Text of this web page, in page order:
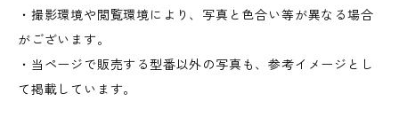
・撮影環境や閲覧環境により、写真と色合い等が異なる場合
がございます。
・当ページで販売する型番以外の写真も、参考イメージとし
て掲載しています。